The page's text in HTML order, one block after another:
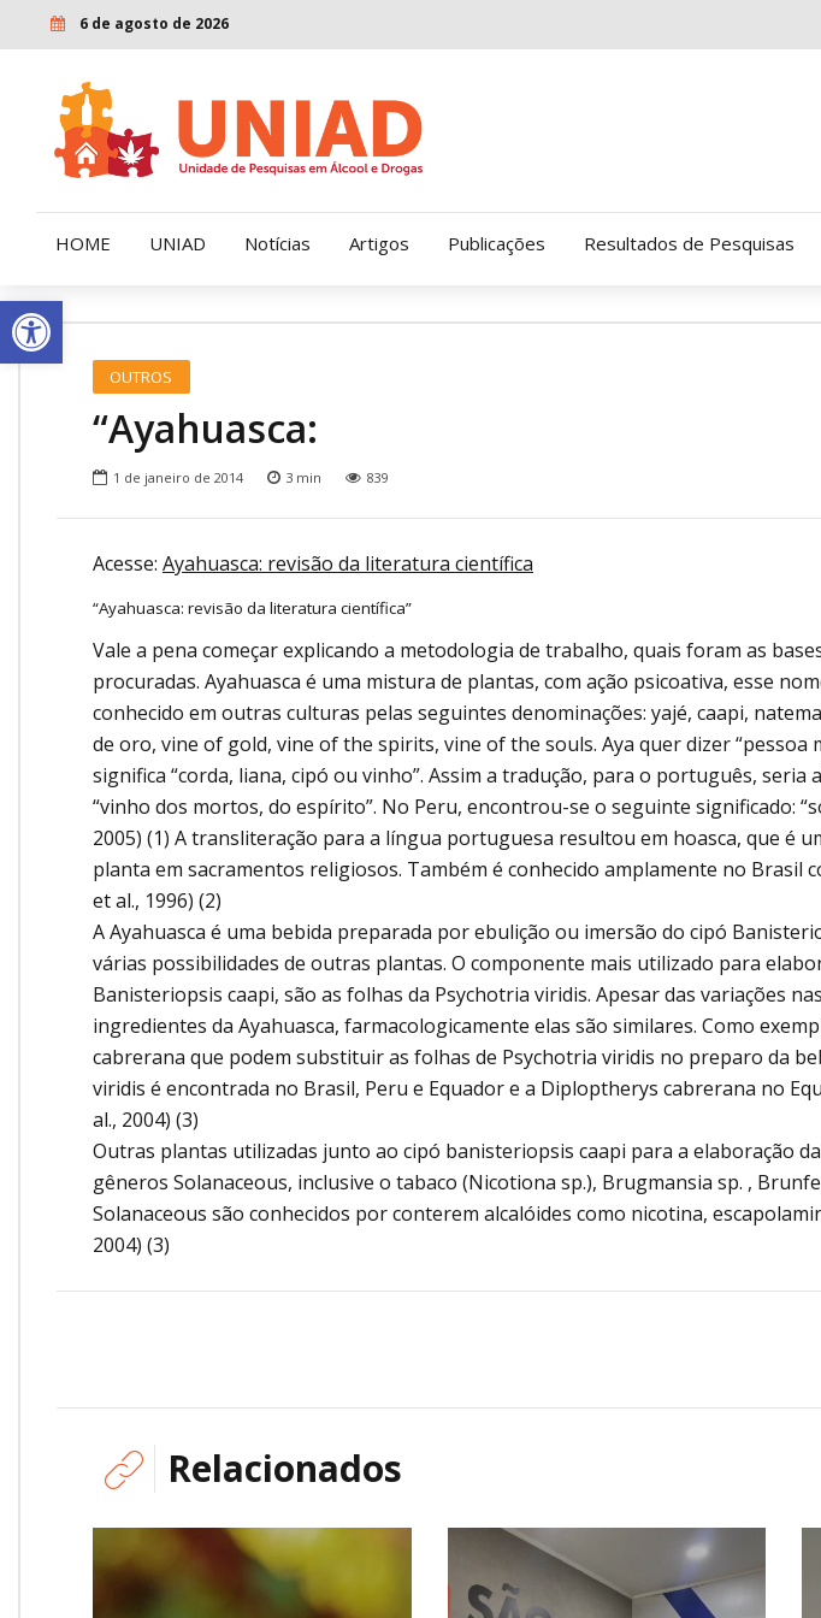
Open toolbar
6 de agosto de 2026
HOME UNIAD
Nossa História
Nossa Missão e Valores
Griffith Edwards
Notícias Artigos Publicações Resultados de Pesquisas
OUTROS
“Ayahuasca:
1 de janeiro de 2014 3 min 839
Acesse: Ayahuasca: revisão da literatura científica
“Ayahuasca: revisão da literatura científica”
Vale a pena começar explicando a metodologia de trabalho, quais foram as
procuradas. Ayahuasca é uma mistura de plantas, com ação psicoativa, esse
conhecido em outras culturas pelas seguintes denominações: yajé, caapi,
de oro, vine of gold, vine of the spirits, vine of the souls. Aya quer dizer “pessoa
significa “corda, liana, cipó ou vinho”. Assim a tradução, para o português, seria
“vinho dos mortos, do espírito”. No Peru, encontrou-se o seguinte significado:
2005) (1) A transliteração para a língua portuguesa resultou em hoasca, que é
planta em sacramentos religiosos. Também é conhecido amplamente no Brasil
et al., 1996) (2)
A Ayahuasca é uma bebida preparada por ebulição ou imersão do cipó
várias possibilidades de outras plantas. O componente mais utilizado para
Banisteriopsis caapi, são as folhas da Psychotria viridis. Apesar das variações
ingredientes da Ayahuasca, farmacologicamente elas são similares. Como
cabrerana que podem substituir as folhas de Psychotria viridis no preparo da
viridis é encontrada no Brasil, Peru e Equador e a Diploptherys cabrerana no
al., 2004) (3)
Outras plantas utilizadas junto ao cipó banisteriopsis caapi para a elaboração
gêneros Solanaceous, inclusive o tabaco (Nicotiona sp.), Brugmansia sp. ,
Solanaceous são conhecidos por conterem alcalóides como nicotina,
2004) (3)
Relacionados